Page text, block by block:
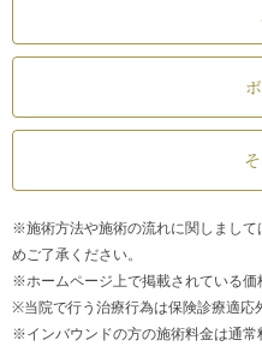
※施術方法や施術の流れに関しまし
めご了承ください。
※ホームページ上で掲載されている価
※当院で行う治療行為は保険診療適応
※インバウンドの方の施術料金は通